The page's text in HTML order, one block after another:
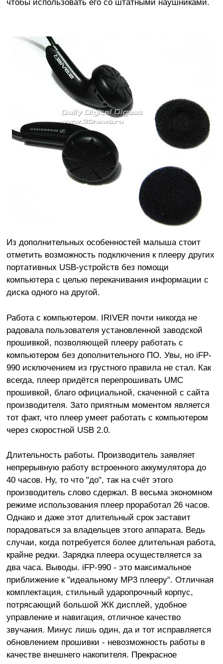
чтобы использовать его со штатными наушниками.
Из дополнительных особенностей малыша стоит
отметить возможность подключения к плееру других
портативных USB-устройств без помощи
компьютера с целью перекачивания информации с
диска одного на другой.
Работа с компьютером. IRIVER почти никогда не
радовала пользователя установленной заводской
прошивкой, позволяющей плееру работать с
компьютером без дополнительного ПО. Увы, но iFP-
990 исключением из грустного правила не стал. Как
всегда, плеер придётся перепрошивать UMC
прошивкой, благо официальной, скаченной с сайта
производителя. Зато приятным моментом является
тот факт, что плеер умеет работать с компьютером
через скоростной USB 2.0.
Длительность работы. Производитель заявляет
непрерывную работу встроенного аккумулятора до
40 часов. Ну, то что "до", так на счёт этого
производитель слово сдержал. В весьма экономном
режиме использования плеер проработал 26 часов.
Однако и даже этот длительный срок заставит
порадоваться за владельцев этого аппарата. Ведь
случаи, когда потребуется более длительная работа,
крайне редки. Зарядка плеера осуществляется за
два часа. Выводы. iFP-990 - это максимальное
приближение к "идеальному MP3 плееру". Отличная
комплектация, стильный ударопрочный корпус,
потрясающий большой ЖК дисплей, удобное
управление и навигация, отличное качество
звучания. Минус лишь один, да и тот исправляется
обновлением прошивки - невозможность работы в
качестве внешнего накопителя. Прекрасное